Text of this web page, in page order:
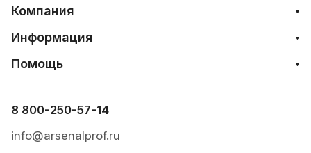
Компания
Информация
Помощь
8 800-250-57-14
info@arsenalprof.ru